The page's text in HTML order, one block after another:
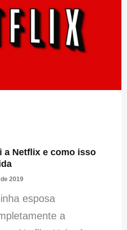
a Netflix e como isso
2019
esposa
a